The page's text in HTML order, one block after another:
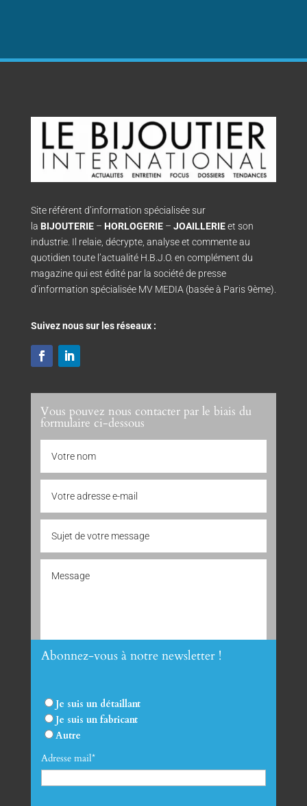
Site référent d’information spécialisée sur
la BIJOUTERIE– HORLOGERIE– JOAILLERIEet son
industrie. Il relaie, décrypte, analyse et commente au
quotidien toute l’actualité H.B.J.O. en complément du
magazine qui est édité par la société de presse
d’information spécialisée MV MEDIA (basée à Paris 9ème).
Suivez nous sur les réseaux :
Vous pouvez nous contacter par le biais du
formulaire ci-dessous
Abonnez-vous à notre newsletter !
Je suis un détaillant
Je suis un fabricant
Autre
Adresse mail*